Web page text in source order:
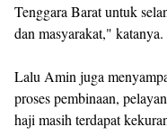
Tenggara Barat untuk
dan masyarakat," katanya.
Lalu Amin juga
proses pembinaan,
haji masih terdapat